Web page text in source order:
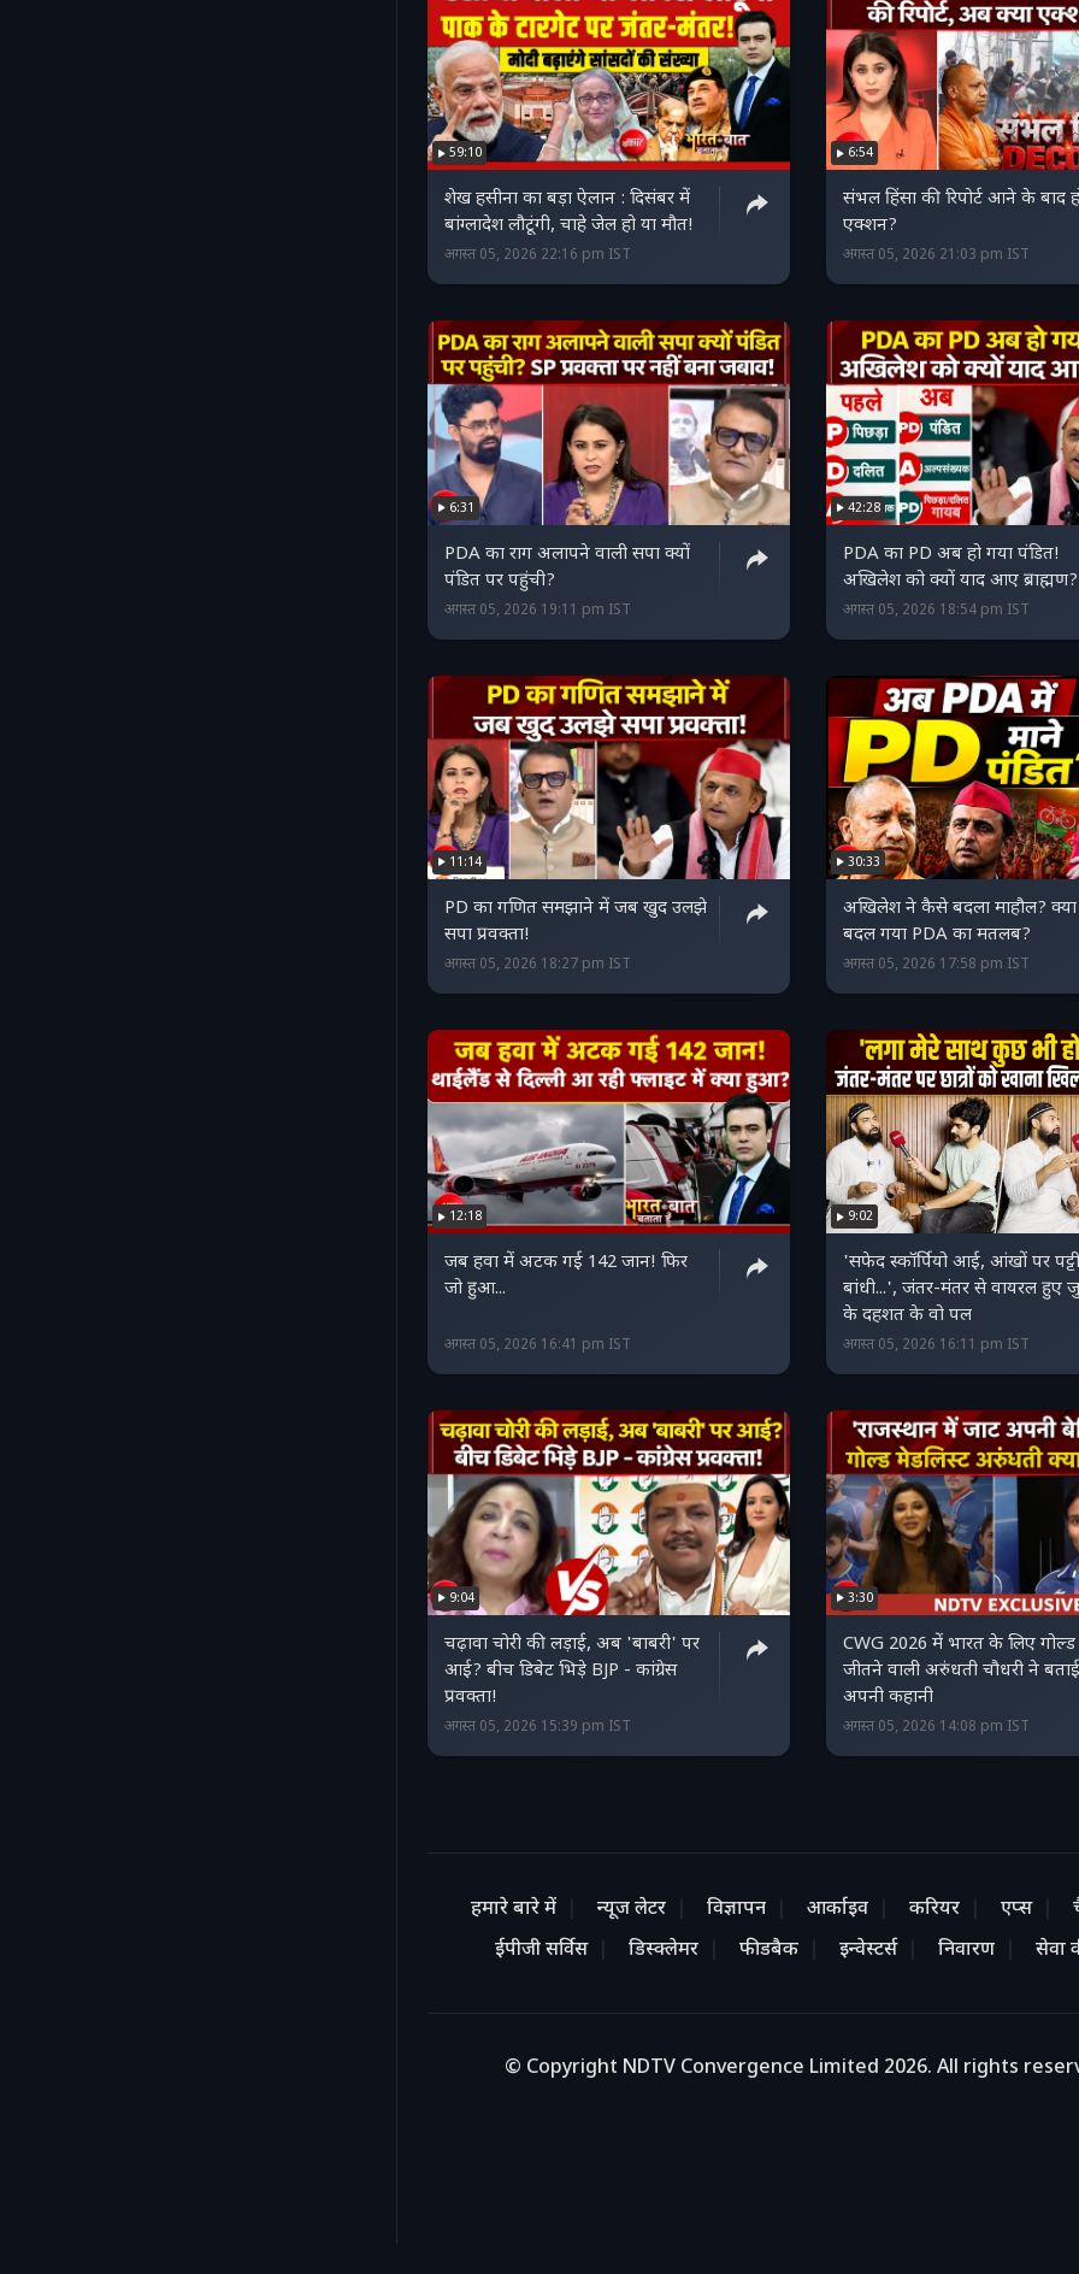
59:10
शेख हसीना का बड़ा ऐलान : दिसंबर में
बांग्लादेश लौटूंगी, चाहे जेल हो या मौत!
अगस्त 05, 2026 22:16 pm IST
6:54
संभल हिंसा की रिपोर्ट आने के बाद
एक्शन?
अगस्त 05, 2026 21:03 pm IST
6:31
PDA का राग अलापने वाली सपा क्यों
पंडित पर पहुंची?
अगस्त 05, 2026 19:11 pm IST
42:28
PDA का PD अब हो गया पंडित!
अखिलेश को क्यों याद आए ब्राह्मण?
अगस्त 05, 2026 18:54 pm IST
11:14
PD का गणित समझाने में जब खुद उलझे
सपा प्रवक्ता!
अगस्त 05, 2026 18:27 pm IST
30:33
अखिलेश ने कैसे बदला माहौल? क्या
बदल गया PDA का मतलब?
अगस्त 05, 2026 17:58 pm IST
12:18
जब हवा में अटक गई 142 जान! फिर
जो हुआ...
अगस्त 05, 2026 16:41 pm IST
9:02
'सफेद स्कॉर्पियो आई, आंखों पर पट्टी
बांधी...', जंतर-मंतर से वायरल हुए
के दहशत के वो पल
अगस्त 05, 2026 16:11 pm IST
9:04
चढ़ावा चोरी की लड़ाई, अब 'बाबरी' पर
आई? बीच डिबेट भिड़े BJP - कांग्रेस
प्रवक्ता!
अगस्त 05, 2026 15:39 pm IST
3:30
CWG 2026 में भारत के लिए गोल्ड
जीतने वाली अरुंधती चौधरी ने बताई
अपनी कहानी
अगस्त 05, 2026 14:08 pm IST
हमारे बारे में न्यूज लेटर विज्ञापन आर्काइव करियर एप्स
ईपीजी सर्विस
डिस्क्लेमर फीडबैक इन्वेस्टर्स निवारण सेवा
© Copyright NDTV Convergence Limited 2026. All rights